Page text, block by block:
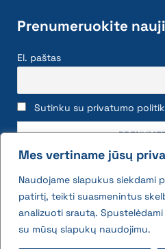
Mes vertiname jūsų
Naudojame slapukus siekdami
patirtį, teikti suasmenintus
analizuoti srautą.
su mūsų slapukų naudojimu.
Prenumeruokite
El. paštas
Sutinku su privatumo
2026 © All rights reserved |